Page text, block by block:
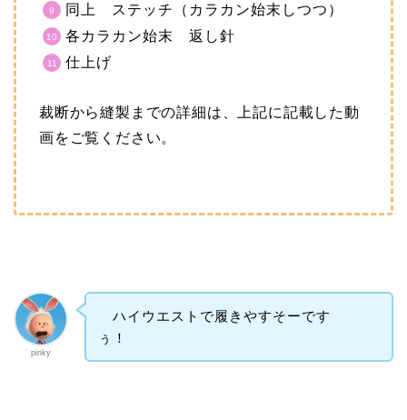
同上 ステッチ（カラカン始末しつつ）
各カラカン始末 返し針
仕上げ
裁断から縫製までの詳細は、上記に記載した動
画をご覧ください。
pinky
ハイウエストで履きやすそーです
ぅ！